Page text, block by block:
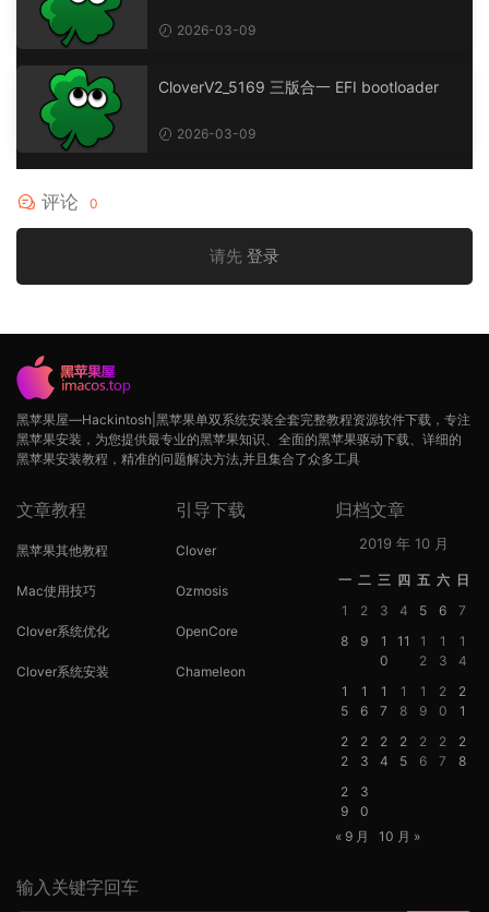
2026-03-09
CloverV2_5169 三版合一 EFI bootloader
2026-03-09
评论 0
请先 登录
黑苹果屋—Hackintosh|黑苹果单双系统安装全套完整教程资源软件下载，专注
黑苹果安装，为您提供最专业的黑苹果知识、全面的黑苹果驱动下载、详细的
黑苹果安装教程，精准的问题解决方法,并且集合了众多工具
文章教程
黑苹果其他教程
Mac使用技巧
Clover系统优化
Clover系统安装
引导下载
Clover
Ozmosis
OpenCore
Chameleon
归档文章
2019 年 10 月
一 二 三 四 五 六 日
1
2 3 4 5 6
7
8
9
1
0
11
1
2
1
3
1
4
1
5
1
6
1
7
1
8
1
9
2
0
2
1
2
2
2
3
2
4
2
5
2
6
2
7
2
8
2
9
3
0
« 9 月
10 月 »
输入关键字回车